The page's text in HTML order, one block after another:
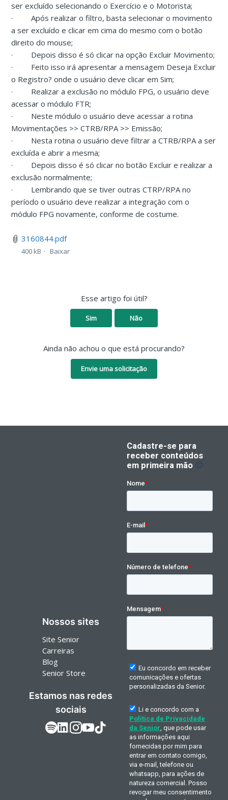
ser excluído selecionando o Exercício e o Motorista;
·
Após realizar o filtro, basta selecionar o movimento
a ser excluído e clicar em cima do mesmo com o botão
direito do mouse;
·
Depois disso é só clicar na opção Excluir Movimento;
·
Feito isso irá apresentar a mensagem Deseja Excluir
o Registro? onde o usuário deve clicar em Sim;
·
Realizar a exclusão no módulo FPG, o usuário deve
acessar o módulo FTR;
·
Neste módulo o usuário deve acessar a rotina
Movimentações >> CTRB/RPA >> Emissão;
·
Nesta rotina o usuário deve filtrar a CTRB/RPA a ser
excluída e abrir a mesma;
·
Depois disso é só clicar no botão Excluir e realizar a
exclusão normalmente;
·
Lembrando que se tiver outras CTRP/RPA no
período o usuário deve realizar a integração com o
módulo FPG novamente, conforme de costume.
3160844.pdf
400 kB Baixar
Esse artigo foi útil?
Sim Não
Ainda não achou o que está procurando?
Envie uma solicitação
Nossos sites
Site Senior
Carreiras
Blog
Senior Store
Estamos nas redes
sociais